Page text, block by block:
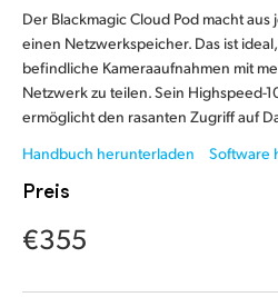
India
Italy
Japan
Der Blackmagic Cloud Pod macht aus
einen Netzwerkspeicher. Das ist
befindliche Kameraaufnahmen mit
Netzwerk zu teilen. Sein Highspeed-
ermöglicht den rasanten Zugriff auf
Handbuch herunterladen
Software
Preis
€355